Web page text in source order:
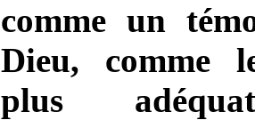
comme un
Dieu, comme
plus